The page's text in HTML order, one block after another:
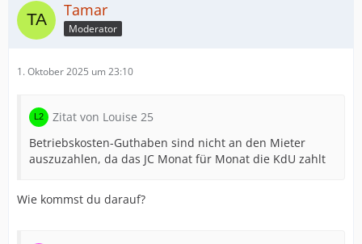
Tamar
Moderator
1. Oktober 2025 um 23:10
Zitat von Louise 25
Betriebskosten-Guthaben sind nicht an den Mieter
auszuzahlen, da das JC Monat für Monat die KdU zahlt
Wie kommst du darauf?